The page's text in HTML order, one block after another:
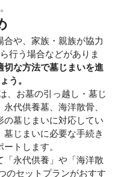
や、家族・親族が協力
行う場合などがありま
切な方法で墓じまいを進
う。
、お墓の引っ越し・墓じ
代供養墓、海洋散骨、
墓じまいに対応してい
墓じまいに必要な手続き
トします。
「永代供養」や「海洋散
のセットプランがおすす